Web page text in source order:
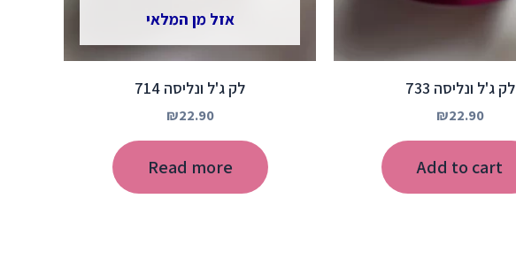
לק ג'ל ונליסה 733
₪22.90
Add to cart
אזל מן המלאי
לק ג'ל ונליסה 714
₪22.90
Read more